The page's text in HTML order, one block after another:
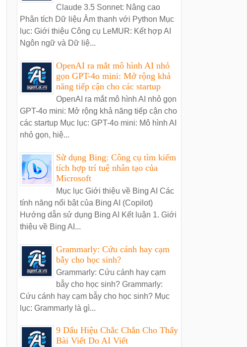
Claude 3.5 Sonnet: Nâng cao
Phân tích Dữ liệu Âm thanh với Python Mục
lục: Giới thiệu Công cụ LeMUR: Kết hợp AI
Ngôn ngữ và Dữ liệ...
OpenAI ra mắt mô hình AI nhỏ
gọn GPT-4o mini: Mở rộng khả
năng tiếp cận cho các startup
OpenAI ra mắt mô hình AI nhỏ gọn
GPT-4o mini: Mở rộng khả năng tiếp cận cho
các startup Mục lục: GPT-4o mini: Mô hình AI
nhỏ gọn, hiệ...
Sử dụng Bing: Công cụ tìm kiếm
tích hợp trí tuệ nhân tạo của
Microsoft
Mục lục Giới thiệu về Bing AI Các
tính năng nổi bật của Bing AI (Copilot)
Hướng dẫn sử dụng Bing AI Kết luận 1. Giới
thiệu về Bing AI...
Grammarly: Cứu cánh hay cạm
bẫy cho học sinh?
Grammarly: Cứu cánh hay cạm
bẫy cho học sinh? Grammarly:
Cứu cánh hay cạm bẫy cho học sinh? Mục
lục: Grammarly là gì...
9 Dấu Hiệu Chắc Chắn Cho Thấy
Bài Viết Do AI Viết